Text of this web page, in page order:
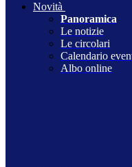
Novità
Panoramica
Le notizie
Le circolari
Calendario
Albo online